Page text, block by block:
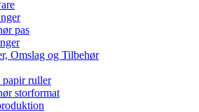
pas
Omslag og Tilbehør
ruller
storformat